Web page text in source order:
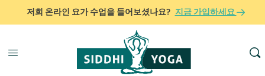
저희 온라인 요가 수업을 들어보셨나요? 지금 가입하세요